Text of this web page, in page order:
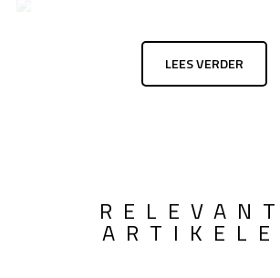
LEES VERDER